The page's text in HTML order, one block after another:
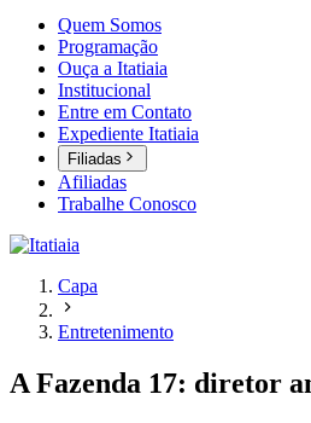
Quem Somos
Programação
Ouça a Itatiaia
Institucional
Entre em Contato
Expediente Itatiaia
Filiadas
Afiliadas
Trabalhe Conosco
Capa
Entretenimento
A Fazenda 17: diretor